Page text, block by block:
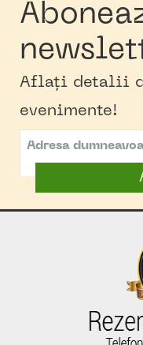
Aflați detalii
evenimente!